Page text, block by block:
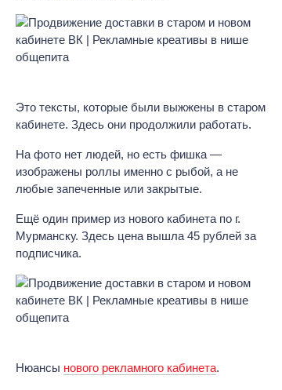
Это тексты, которые были выжжены в старом
кабинете. Здесь они продолжили работать.
На фото нет людей, но есть фишка —
изображены роллы именно с рыбой, а не
любые запеченные или закрытые.
Ещё один пример из нового кабинета по г.
Мурманску. Здесь цена вышла 45 рублей за
подписчика.
Нюансы нового рекламного кабинета.